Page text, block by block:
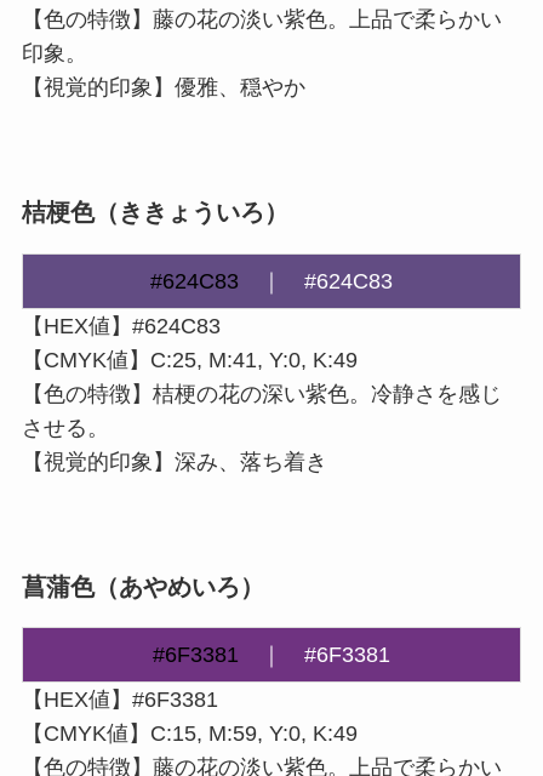
【色の特徴】藤の花の淡い紫色。上品で柔らかい
印象。
【視覚的印象】優雅、穏やか
桔梗色（ききょういろ）
#624C83｜ #624C83
【HEX値】#624C83
【CMYK値】C:25, M:41, Y:0, K:49
【色の特徴】桔梗の花の深い紫色。冷静さを感じ
させる。
【視覚的印象】深み、落ち着き
菖蒲色（あやめいろ）
#6F3381
#6F3381
【HEX値】#6F3381
【CMYK値】C:15, M:59, Y:0, K:49
【色の特徴】藤の花の淡い紫色。上品で柔らかい